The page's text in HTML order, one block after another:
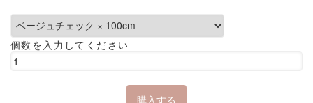
個数を入力してください